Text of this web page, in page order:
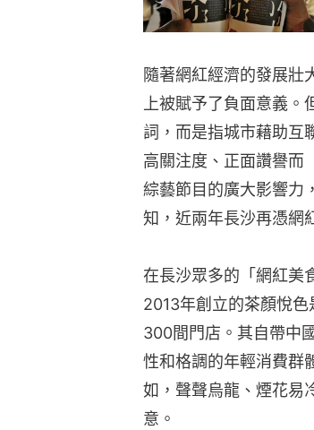
隨著網紅經濟的發展壯
上被賦予了負面意義
詞，而是指城市藉助互
高關注度、正面讚譽而
綜藝節目的廣大影響力
知，近兩年長沙再憑網
在長沙眾多的「網紅美
2013年創立的茶顏悅
300間門店。其自帶中
性和格調的年輕消費群
如，聲聲烏龍、煙花易
意。